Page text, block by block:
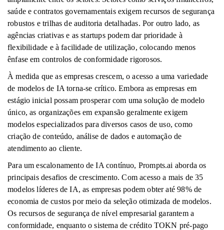
saúde e contratos governamentais exigem recursos de segurança
robustos e trilhas de auditoria detalhadas. Por outro lado, as
agências criativas e as startups podem dar prioridade à
flexibilidade e à facilidade de utilização, colocando menos
ênfase em controlos de conformidade rigorosos.
À medida que as empresas crescem, o acesso a uma variedade
de modelos de IA torna-se crítico. Embora as empresas em
estágio inicial possam prosperar com uma solução de modelo
único, as organizações em expansão geralmente exigem
modelos especializados para diversos casos de uso, como
criação de conteúdo, análise de dados e automação de
atendimento ao cliente.
Para um escalonamento de IA contínuo, Prompts.ai aborda os
principais desafios de crescimento. Com acesso a mais de 35
modelos líderes de IA, as empresas podem obter até 98% de
economia de custos por meio da seleção otimizada de modelos.
Os recursos de segurança de nível empresarial garantem a
conformidade, enquanto o sistema de crédito TOKN pré-pago